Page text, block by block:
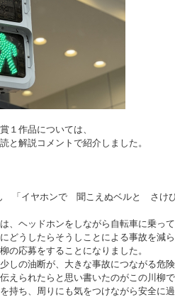
１作品については、
と解説コメントで紹介しました。
「イヤホンで 聞こえぬベルと さけ
、ヘッドホンをしながら自転車に乗っ
どうしたらそうしことによる事故を減
の応募をすることになりました。
しの油断が、大きな事故につながる危
えられたらと思い書いたのがこの川柳
持ち、周りにも気をつけながら安全に